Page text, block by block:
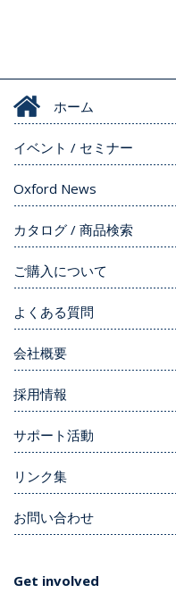
ホーム
イベント / セミナー
Oxford News
カタログ / 商品検索
ご購入について
よくある質問
会社概要
採用情報
サポート活動
リンク集
お問い合わせ
Get involved